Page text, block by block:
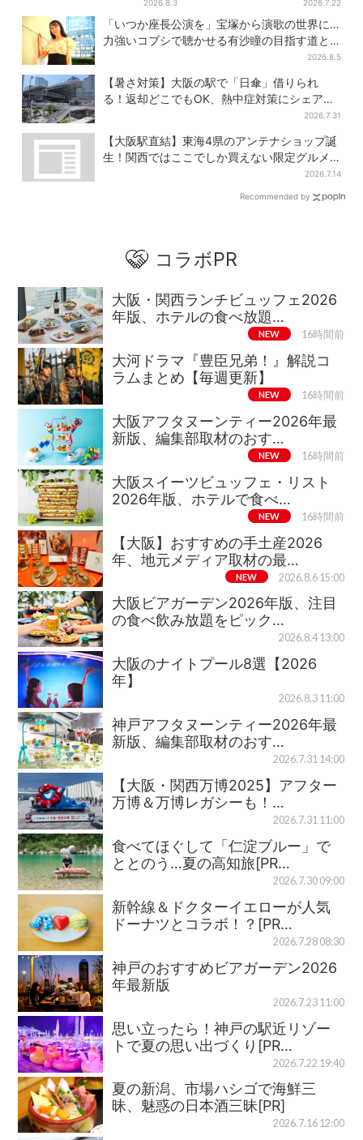
聞いた「それでも会いたい理
由」
2026.8.3
メニューも
2026.7.22
「いつか座長公演を」宝塚から演歌の世界に…
力強いコブシで聴かせる有沙瞳の目指す道と
2026.8.5
【暑さ対策】大阪の駅で「日傘」借りられ
る！返却どこでもOK、熱中症対策にシェアサ
2026.7.31
【大阪駅直結】東海4県のアンテナショップ誕
生！関西ではここでしか買えない限定グルメ
2026.7.14
Recommended by
コラボPR
大阪・関西ランチビュッフェ2026
年版、ホテルの食べ放題…
NEW 16時間前
大河ドラマ『豊臣兄弟！』解説コ
ラムまとめ【毎週更新】
NEW 16時間前
大阪アフタヌーンティー2026年最
新版、編集部取材のおす…
NEW 16時間前
大阪スイーツビュッフェ・リスト
2026年版、ホテルで食べ…
NEW 16時間前
【大阪】おすすめの手土産2026
年、地元メディア取材の最…
NEW 2026.8.6 15:00
大阪ビアガーデン2026年版、注目
の食べ飲み放題をピック…
2026.8.4 13:00
大阪のナイトプール8選【2026
年】
2026.8.3 11:00
神戸アフタヌーンティー2026年最
新版、編集部取材のおす…
2026.7.31 14:00
【大阪・関西万博2025】アフター
万博＆万博レガシーも！…
2026.7.31 11:00
食べてほぐして「仁淀ブルー」で
ととのう…夏の高知旅[PR…
2026.7.30 09:00
新幹線＆ドクターイエローが人気
ドーナツとコラボ！？[PR…
2026.7.28 08:30
神戸のおすすめビアガーデン2026
年最新版
2026.7.23 11:00
思い立ったら！神戸の駅近リゾー
トで夏の思い出づくり[PR…
2026.7.22 19:40
夏の新潟、市場ハシゴで海鮮三
昧、魅惑の日本酒三昧[PR]
2026.7.16 12:00